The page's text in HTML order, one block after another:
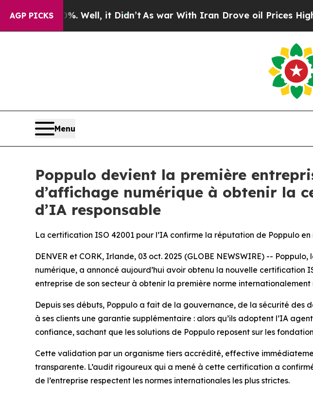
AGP PICKS
40%. Well, it Didn’t As war With Iran Drove oil Prices Higher,
Menu
Poppulo devient la première
d’affichage numérique à obtenir la
d’IA responsable
La certification ISO 42001 pour l’IA confirme la réputation de Poppulo
DENVER et CORK, Irlande, 03 oct. 2025 (GLOBE NEWSWIRE) --
numérique, a annoncé aujourd’hui avoir obtenu la nouvelle certification
entreprise de son secteur à obtenir la première norme
Depuis ses débuts, Poppulo a fait de la gouvernance, de la sécurité
à ses clients une garantie supplémentaire : alors qu’ils adoptent l’IA
confiance, sachant que les solutions de Poppulo reposent sur les
Cette validation par un organisme tiers accrédité, effective
transparente. L’audit rigoureux qui a mené à cette certification a
de l’entreprise respectent les normes internationales les plus strictes.